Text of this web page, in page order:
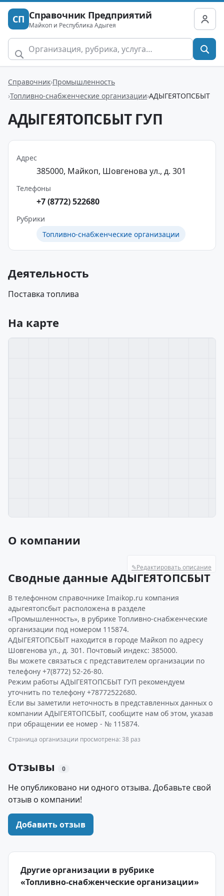
СП Справочник Предприятий
Майкоп и Республика Адыгея
Справочник Промышленность
Топливно-снабженческие организации АДЫГЕЯТОПСБЫТ
АДЫГЕЯТОПСБЫТ ГУП
Адрес
385000, Майкоп, Шовгенова ул., д. 301
Телефоны
+7 (8772) 522680
Рубрики
Топливно-снабженческие организации
Деятельность
Поставка топлива
На карте
О компании
✎Редактировать описание
Сводные данные АДЫГЕЯТОПСБЫТ
В телефонном справочнике Imaikop.ru компания
адыгеятопсбыт расположена в разделе
«Промышленность», в рубрике Топливно-снабженческие
организации под номером 115874.
АДЫГЕЯТОПСБЫТ находится в городе Майкоп по адресу
Шовгенова ул., д. 301. Почтовый индекс: 385000.
Вы можете связаться с представителем организации по
телефону +7(8772) 52-26-80.
Режим работы АДЫГЕЯТОПСБЫТ ГУП рекомендуем
уточнить по телефону +78772522680.
Если вы заметили неточность в представленных данных о
компании АДЫГЕЯТОПСБЫТ, сообщите нам об этом, указав
при обращении ее номер - № 115874.
Страница организации просмотрена: 38 раз
Отзывы 0
Не опубликовано ни одного отзыва. Добавьте свой
отзыв о компании!
Добавить отзыв
Другие организации в рубрике
«Топливно-снабженческие организации»